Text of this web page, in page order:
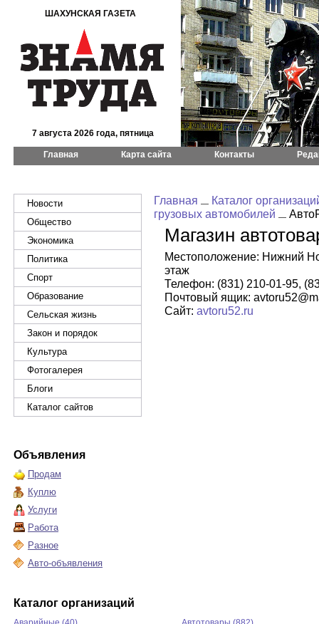
ШАХУНСКАЯ ГАЗЕТА
7 августа 2026 года, пятница
Главная Карта сайта Контакты
Новости
Общество
Экономика
Политика
Спорт
Образование
Сельская жизнь
Закон и порядок
Культура
Фотогалерея
Блоги
Каталог сайтов
Объявления
Продам
Куплю
Услуги
Работа
Разное
Авто-объявления
Главная
Каталог
грузовых автомобилей
Магазин
Местоположение: Нижний
этаж
Телефон: (831) 210-01-95,
Почтовый ящик:
Сайт: avtoru52.ru
Каталог организаций